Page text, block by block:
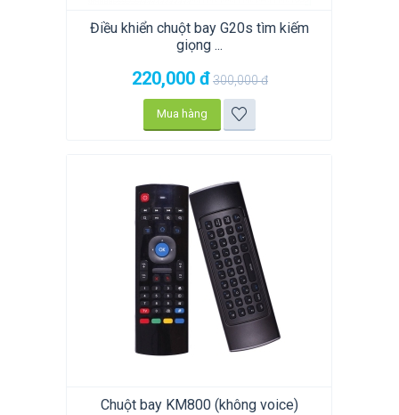
Điều khiển chuột bay G20s tìm kiếm
giọng ...
220,000 đ300,000đ
Mua hàng
Chuột bay KM800 (không voice)